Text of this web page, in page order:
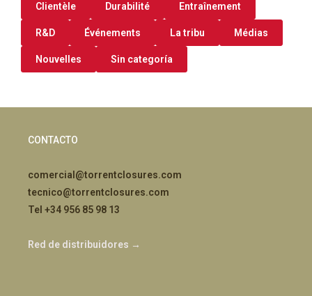
Clientèle Durabilité Entraînement
R&D Événements La tribu Médias
Nouvelles Sin categoría
CONTACTO
comercial@torrentclosures.com
tecnico@torrentclosures.com
Tel +34 956 85 98 13
Red de distribuidores →